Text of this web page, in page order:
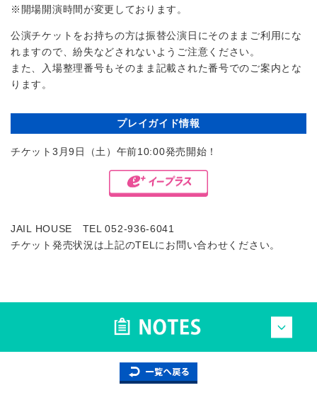
※開場開演時間が変更しております。
公演チケットをお持ちの方は振替公演日にそのままご利用にな
れますので、紛失などされないようご注意ください。
また、入場整理番号もそのまま記載された番号でのご案内とな
ります。
プレイガイド情報
チケット3月9日（土）午前10:00発売開始！
JAIL HOUSE TEL 052-936-6041
チケット発売状況は上記のTELにお問い合わせください。